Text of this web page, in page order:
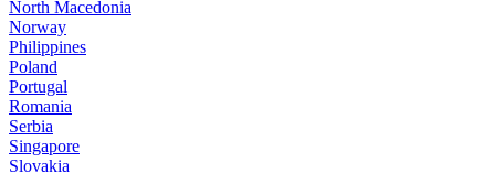
North Macedonia
Norway
Philippines
Poland
Portugal
Romania
Serbia
Singapore
Slovakia